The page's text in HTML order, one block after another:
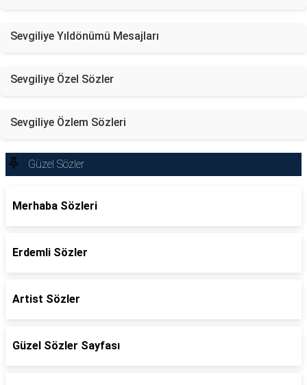
Sevgiliye Yıldönümü Mesajları
Sevgiliye Özel Sözler
Sevgiliye Özlem Sözleri
Güzel Sözler
Merhaba Sözleri
Erdemli Sözler
Artist Sözler
Güzel Sözler Sayfası